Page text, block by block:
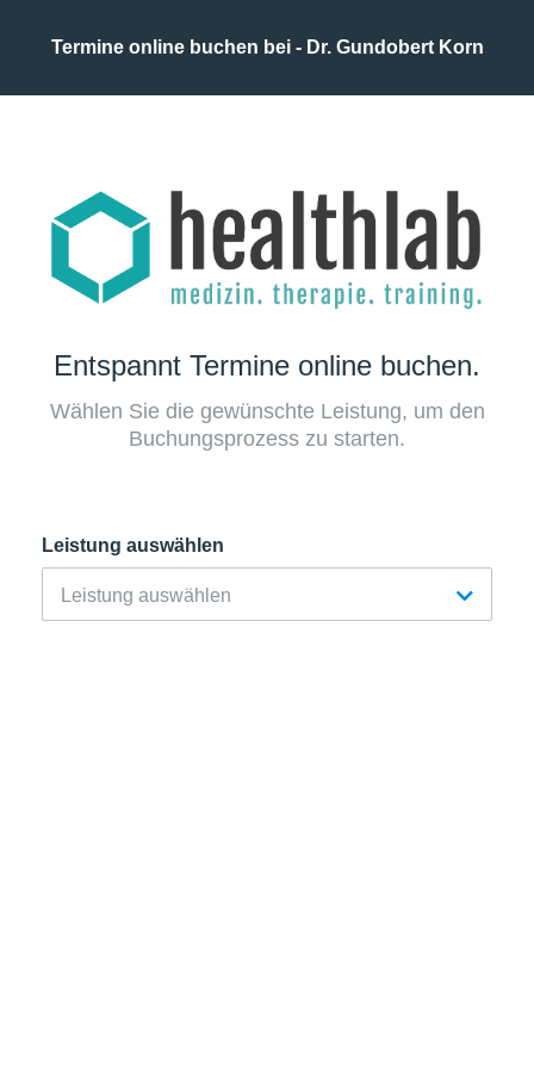
Termine online buchen bei - Dr. Gundobert Korn
Entspannt Termine online buchen.
Wählen Sie die gewünschte Leistung, um den
Buchungsprozess zu starten.
Leistung auswählen